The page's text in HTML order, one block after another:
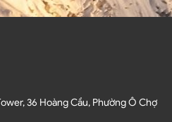
36 Hoàng Cầu, Phường Ô Chợ